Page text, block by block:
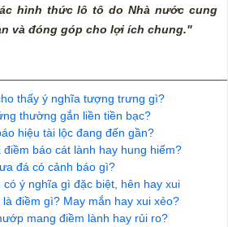
hình thức lô tô do Nhà nước cung
và đóng góp cho lợi ích chung."
thấy ý nghĩa tượng trưng gì?
thường gắn liền tiền bạc?
hiệu tài lộc đang đến gần?
báo cát lành hay hung hiểm?
đá có cảnh báo gì?
ý nghĩa gì đặc biệt, hên hay xui
điềm gì? May mắn hay xui xẻo?
mang điềm lành hay rủi ro?